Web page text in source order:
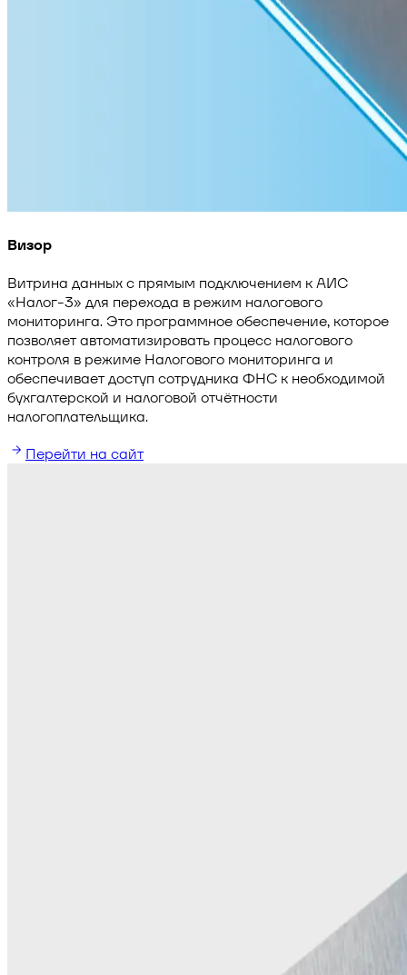
Визор
Витрина данных с прямым подключением к АИС
«Налог-3» для перехода в режим налогового
мониторинга. Это программное обеспечение, которое
позволяет автоматизировать процесс налогового
контроля в режиме Налогового мониторинга и
обеспечивает доступ сотрудника ФНС к необходимой
бухгалтерской и налоговой отчётности
налогоплательщика.
Перейти на сайт